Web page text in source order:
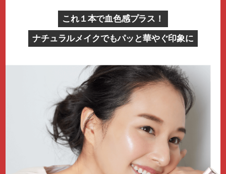
これ１本で血色感プラス！
ナチュラルメイクでもパッと華やぐ印象に